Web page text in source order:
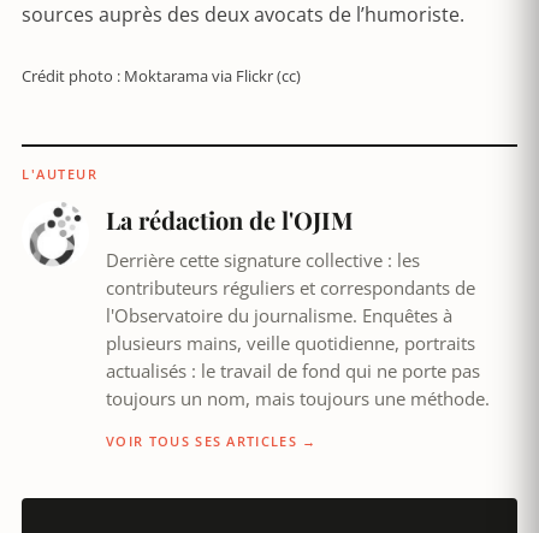
sources auprès des deux avocats de l’humoriste.
Crédit photo : Moktarama via Flickr (cc)
L'AUTEUR
La rédaction de l'OJIM
Derrière cette signature collective : les
contributeurs réguliers et correspondants de
l'Observatoire du journalisme. Enquêtes à
plusieurs mains, veille quotidienne, portraits
actualisés : le travail de fond qui ne porte pas
toujours un nom, mais toujours une méthode.
VOIR TOUS SES ARTICLES →